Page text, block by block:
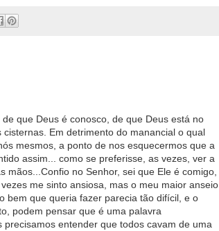
que Deus é conosco, de que Deus está no
Em detrimento do manancial o qual
mesmos, a ponto de nos esquecermos que a
assim... como se preferisse, as vezes, ver a
mãos...Confio no Senhor, sei que Ele é comigo,
me sinto ansiosa, mas o meu maior anseio
bem que queria fazer parecia tão difícil, e o
podem pensar que é uma palavra
entender que todos cavam de uma